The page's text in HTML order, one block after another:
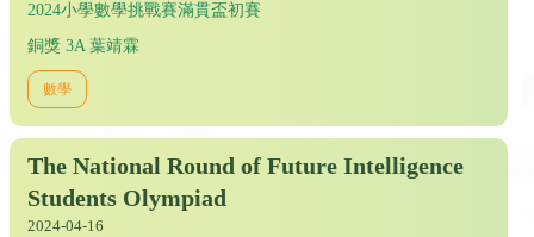
2024小學數學挑戰賽滿貫盃初賽
銅獎 3A 葉靖霖
數學
The National Round of Future Intelligence
Students Olympiad
2024-04-16